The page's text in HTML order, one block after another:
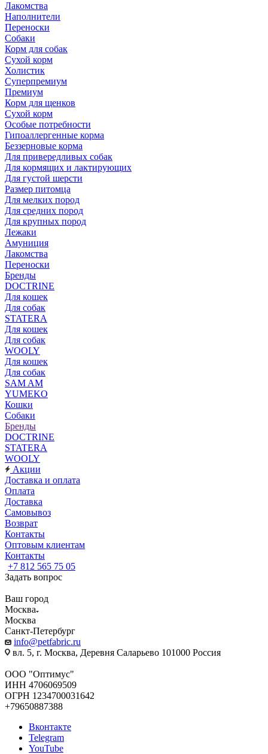
Лакомства
Наполнители
Переноски
Собаки
Корм для собак
Сухой корм
Холистик
Суперпремиум
Премиум
Корм для щенков
Сухой корм
Особые потребности
Гипоаллергенные корма
Беззерновые корма
Для привередливых собак
Для кормящих и лактирующих
Для густой шерсти
Размер питомца
Для мелких пород
Для средних пород
Для крупных пород
Лежаки
Амуниция
Лакомства
Переноски
Бренды
DOCTRINE
Для кошек
Для собак
STATERA
Для кошек
Для собак
WOOLY
Для кошек
Для собак
SAM AM
YUMEKO
Кошки
Собаки
Бренды
DOCTRINE
STATERA
WOOLY
Акции
Доставка и оплата
Оплата
Доставка
Самовывоз
Возврат
Контакты
Оптовым клиентам
Контакты
+7 812 565 75 05
Задать вопрос
Ваш город
Москва
Москва
Санкт-Петербург
info@petfabric.ru
вл. 5, г. Москва, Деревня Саларьево 101000 Россия
ООО "Оптимус"
ИНН 4706069509
ОГРН 1234700031642
+79650887388
Вконтакте
Telegram
YouTube